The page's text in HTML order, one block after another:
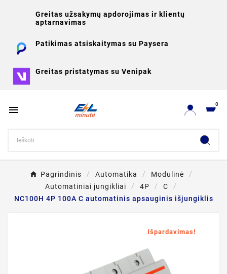
Greitas užsakymų apdorojimas ir klientų
aptarnavimas
Patikimas atsiskaitymas su Paysera
Greitas pristatymas su Venipak
 0
Pagrindinis Automatika
Modulinė
Automatiniai jungikliai
4P
C
NC100H 4P 100A C automatinis apsauginis išjungiklis
Išpardavimas!